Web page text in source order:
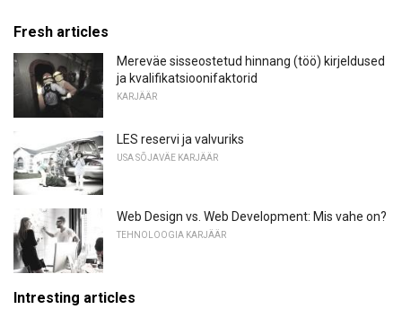
Fresh articles
Mereväe sisseostetud hinnang (töö) kirjeldused
ja kvalifikatsioonifaktorid
KARJÄÄR
LES reservi ja valvuriks
USA SÕJAVÄE KARJÄÄR
Web Design vs. Web Development: Mis vahe on?
TEHNOLOOGIA KARJÄÄR
Intresting articles